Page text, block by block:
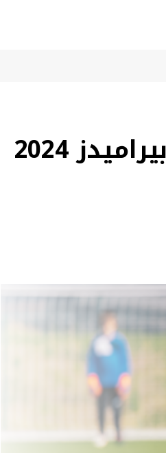
مواعيد اختبارات أكاديمية نادي بيراميدز 2024